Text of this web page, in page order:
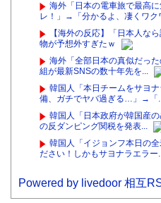
海外「日本の電車旅で最高
レ！」→「分かるよ、凄くワク
【海外の反応】「日本人な
物が予想外すぎたｗ
海外「全部日本の真似だっ
組が最新SNSの数十年先を...
韓国人「本日チームをサヨ
備、ガチでヤバ過ぎる…」→「
韓国人「日本政府が韓国産
の反ダンピング関税を発表...
韓国人「イジョンフ本日の
ださい！しかもサヨナラエラー
Powered by livedoor 相互